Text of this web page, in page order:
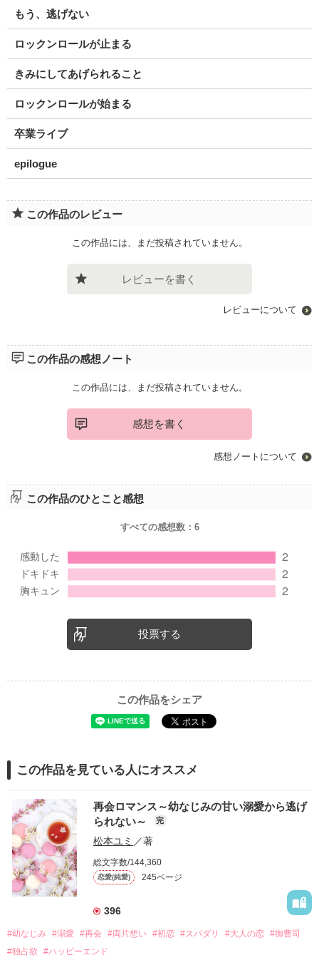
もう、逃げない
ロックンロールが止まる
きみにしてあげられること
ロックンロールが始まる
卒業ライブ
epilogue
この作品のレビュー
この作品には、まだ投稿されていません。
レビューを書く
レビューについて
この作品の感想ノート
この作品には、まだ投稿されていません。
感想を書く
感想ノートについて
この作品のひとこと感想
すべての感想数： 6
投票する
この作品をシェア
この作品を見ている人にオススメ
再会ロマンス～幼なじみの甘い溺愛から逃げ
られない～
完
松本ユミ ／著
総文字数/144,360
恋愛(純愛) 245ページ
396
#幼なじみ #溺愛 #再会 #両片想い #初恋 #スパダリ #大人の恋 #御曹司
#独占欲
#ハッピーエンド